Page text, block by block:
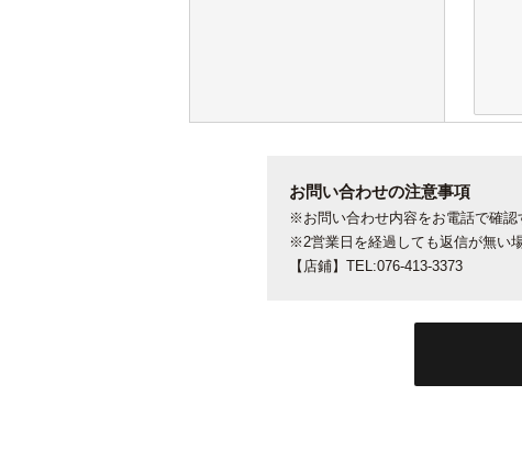
お問い合わせの注意事項
※お問い合わせ内容をお電話で確認
※2営業日を経過しても返信が無い
【店鋪】TEL:076-413-3373